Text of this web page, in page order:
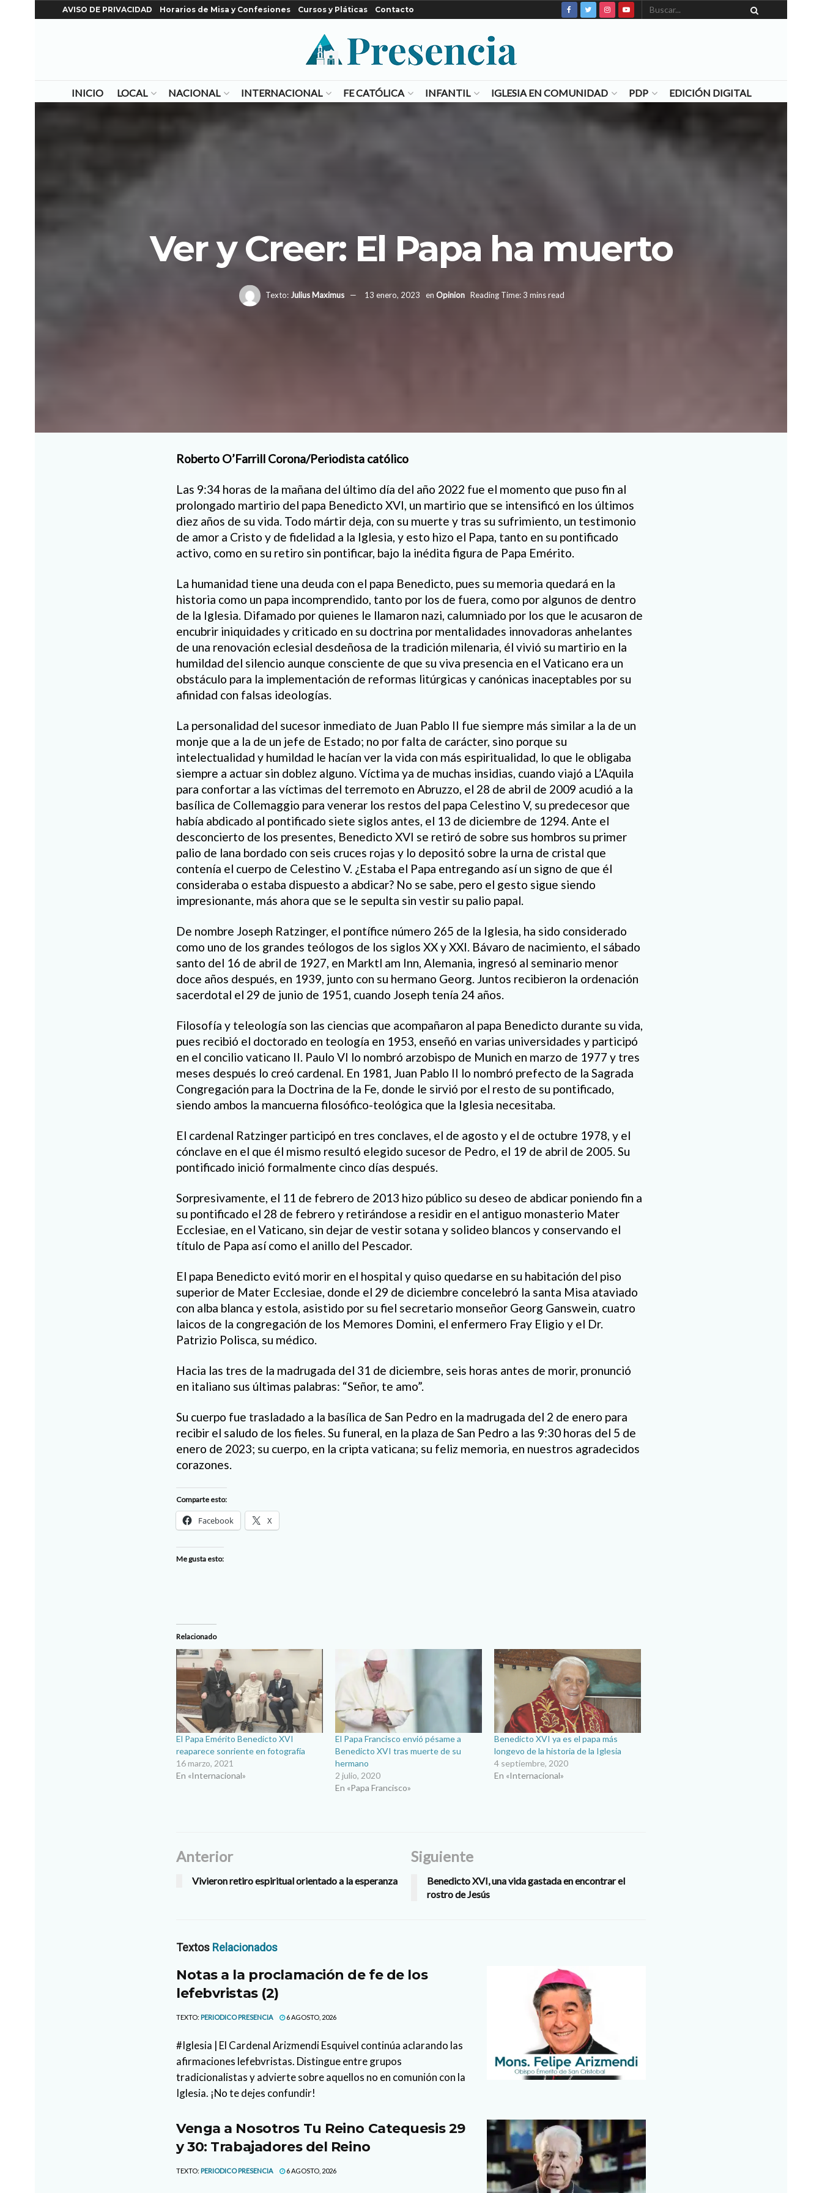
AVISO DE PRIVACIDAD Horarios de Misa y Confesiones Cursos y Pláticas Contacto
INICIO LOCAL NACIONAL INTERNACIONAL FE CATÓLICA INFANTIL IGLESIA EN COMUNIDAD PDP EDICIÓN DIGITAL
Ver y Creer: El Papa ha muerto
Texto: Julius Maximus 13 enero, 2023 en Opinion Reading Time: 3 mins read
Roberto O’Farrill Corona/Periodista católico
Las 9:34 horas de la mañana del último día del año 2022 fue el momento que puso fin al
prolongado martirio del papa Benedicto XVI, un martirio que se intensificó en los últimos
diez años de su vida. Todo mártir deja, con su muerte y tras su sufrimiento, un testimonio
de amor a Cristo y de fidelidad a la Iglesia, y esto hizo el Papa, tanto en su pontificado
activo, como en su retiro sin pontificar, bajo la inédita figura de Papa Emérito.
La humanidad tiene una deuda con el papa Benedicto, pues su memoria quedará en la
historia como un papa incomprendido, tanto por los de fuera, como por algunos de dentro
de la Iglesia. Difamado por quienes le llamaron nazi, calumniado por los que le acusaron de
encubrir iniquidades y criticado en su doctrina por mentalidades innovadoras anhelantes
de una renovación eclesial desdeñosa de la tradición milenaria, él vivió su martirio en la
humildad del silencio aunque consciente de que su viva presencia en el Vaticano era un
obstáculo para la implementación de reformas litúrgicas y canónicas inaceptables por su
afinidad con falsas ideologías.
La personalidad del sucesor inmediato de Juan Pablo II fue siempre más similar a la de un
monje que a la de un jefe de Estado; no por falta de carácter, sino porque su
intelectualidad y humildad le hacían ver la vida con más espiritualidad, lo que le obligaba
siempre a actuar sin doblez alguno. Víctima ya de muchas insidias, cuando viajó a L’Aquila
para confortar a las víctimas del terremoto en Abruzzo, el 28 de abril de 2009 acudió a la
basílica de Collemaggio para venerar los restos del papa Celestino V, su predecesor que
había abdicado al pontificado siete siglos antes, el 13 de diciembre de 1294. Ante el
desconcierto de los presentes, Benedicto XVI se retiró de sobre sus hombros su primer
palio de lana bordado con seis cruces rojas y lo depositó sobre la urna de cristal que
contenía el cuerpo de Celestino V. ¿Estaba el Papa entregando así un signo de que él
consideraba o estaba dispuesto a abdicar? No se sabe, pero el gesto sigue siendo
impresionante, más ahora que se le sepulta sin vestir su palio papal.
De nombre Joseph Ratzinger, el pontífice número 265 de la Iglesia, ha sido considerado
como uno de los grandes teólogos de los siglos XX y XXI. Bávaro de nacimiento, el sábado
santo del 16 de abril de 1927, en Marktl am Inn, Alemania, ingresó al seminario menor
doce años después, en 1939, junto con su hermano Georg. Juntos recibieron la ordenación
sacerdotal el 29 de junio de 1951, cuando Joseph tenía 24 años.
Filosofía y teleología son las ciencias que acompañaron al papa Benedicto durante su vida,
pues recibió el doctorado en teología en 1953, enseñó en varias universidades y participó
en el concilio vaticano II. Paulo VI lo nombró arzobispo de Munich en marzo de 1977 y tres
meses después lo creó cardenal. En 1981, Juan Pablo II lo nombró prefecto de la Sagrada
Congregación para la Doctrina de la Fe, donde le sirvió por el resto de su pontificado,
siendo ambos la mancuerna filosófico-teológica que la Iglesia necesitaba.
El cardenal Ratzinger participó en tres conclaves, el de agosto y el de octubre 1978, y el
cónclave en el que él mismo resultó elegido sucesor de Pedro, el 19 de abril de 2005. Su
pontificado inició formalmente cinco días después.
Sorpresivamente, el 11 de febrero de 2013 hizo público su deseo de abdicar poniendo fin a
su pontificado el 28 de febrero y retirándose a residir en el antiguo monasterio Mater
Ecclesiae, en el Vaticano, sin dejar de vestir sotana y solideo blancos y conservando el
título de Papa así como el anillo del Pescador.
El papa Benedicto evitó morir en el hospital y quiso quedarse en su habitación del piso
superior de Mater Ecclesiae, donde el 29 de diciembre concelebró la santa Misa ataviado
con alba blanca y estola, asistido por su fiel secretario monseñor Georg Ganswein, cuatro
laicos de la congregación de los Memores Domini, el enfermero Fray Eligio y el Dr.
Patrizio Polisca, su médico.
Hacia las tres de la madrugada del 31 de diciembre, seis horas antes de morir, pronunció
en italiano sus últimas palabras: “Señor, te amo”.
Su cuerpo fue trasladado a la basílica de San Pedro en la madrugada del 2 de enero para
recibir el saludo de los fieles. Su funeral, en la plaza de San Pedro a las 9:30 horas del 5 de
enero de 2023; su cuerpo, en la cripta vaticana; su feliz memoria, en nuestros agradecidos
corazones.
Comparte esto:
Facebook X
Me gusta esto:
Relacionado
El Papa Emérito Benedicto XVI
reaparece sonriente en fotografía
16 marzo, 2021
En «Internacional»
El Papa Francisco envió pésame a
Benedicto XVI tras muerte de su
hermano
2 julio, 2020
En «Papa Francisco»
Benedicto XVI ya es el papa más
longevo de la historia de la Iglesia
4 septiembre, 2020
En «Internacional»
Anterior
Vivieron retiro espiritual orientado a la esperanza
Siguiente
Benedicto XVI, una vida gastada en encontrar el
rostro de Jesús
Textos Relacionados
Notas a la proclamación de fe de los
lefebvristas (2)
TEXTO: PERIODICO PRESENCIA 6 AGOSTO, 2026
#Iglesia | El Cardenal Arizmendi Esquivel continúa aclarando las
afirmaciones lefebvristas. Distingue entre grupos
tradicionalistas y advierte sobre aquellos no en comunión con la
Iglesia. ¡No te dejes confundir!
Venga a Nosotros Tu Reino Catequesis 29
y 30: Trabajadores del Reino
TEXTO: PERIODICO PRESENCIA 6 AGOSTO, 2026